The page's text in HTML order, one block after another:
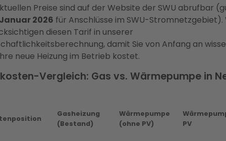
Preise sind auf der Website der SWU abrufbar
Januar 2026 für Anschlüsse im SWU-Stromnetzgebiet).
diesen Tarif in unserer
damit Sie von Anfang an
neue Heizung im Betrieb kostet.
Vergleich: Gas vs. Wärmepumpe in
Gasheizung
(Bestand)
Wärmepumpe
(ohne PV)
PV